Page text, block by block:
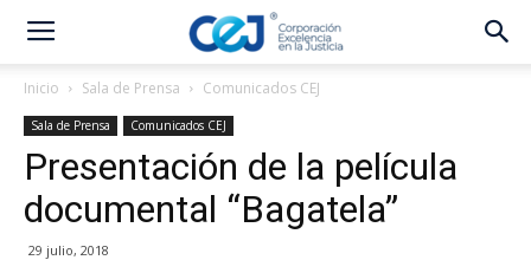
Inicio Sala de Prensa Comunicados CEJ
Sala de Prensa Comunicados CEJ
Presentación de la película
documental “Bagatela”
29 julio, 2018